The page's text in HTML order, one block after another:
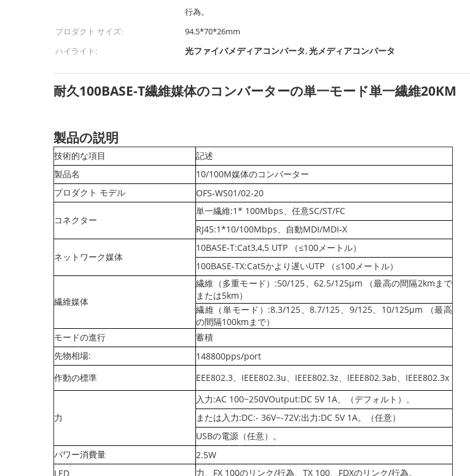
行為。
プロダクト サイズ:
94.5*70*26mm
ハイライト:
光ファイバメディアコンバータ,光メディアコンバータ
耐久100BASE-T繊維媒体のコンバーターの単一モード単一繊維20KM
製品の説明
技術的な項目
記述
製品名
10/100M媒体のコンバーター
プロダクト モデル
OFS-WS01/02-20
コネクター
単一繊維:1* 100Mbps、任意SC/ST/FC
RJ45:1*10/100Mbps、自動MDI/MDI-X
ネットワーク媒体
10BASE-T:Cat3,4,5 UTP （≤100メートル）
100BASE-TX:Cat5かより遅いUTP （≤100メートル）
繊維媒体
繊維（多重モード）:50/125、62.5/125μm （最高の間隔2kmまで
または5km）
繊維（単モード）:8.3/125、8.7/125、9/125、10/125μm （最高
の間隔100kmまで）
モードの進行
蓄積
先物相場:
148800pps/port
作動の標準
EEE802.3、IEEE802.3u、IEEE802.3z、IEEE802.3ab、IEEE802.3x
力
入力:AC 100~250VOutput:DC 5V 1A、（デフォルト）。
または入力:DC:- 36V~-72V;出力:DC 5V 1A。（任意）
USBの電源（任意）。
パワー消費量
2.5W
LED
力、FX 100のリンク/行為、TX 100、FDXのリンク/行為。